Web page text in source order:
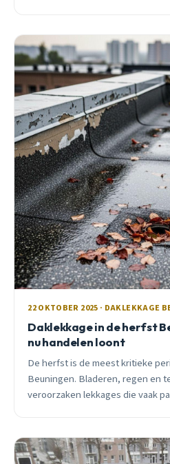
22 OKTOBER 2025 · DAKLEKKAGE
Daklekkage in de herfst
nu handelen loont
De herfst is de meest kritieke
Beuningen. Bladeren, regen en
veroorzaken lekkages die vaak